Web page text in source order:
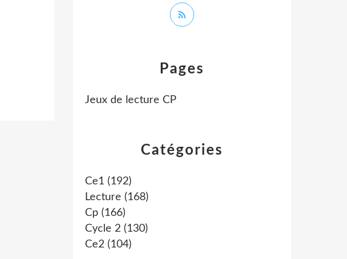
Catégories
Ce1 (192)
Lecture (168)
Cp (166)
Cycle 2 (130)
Ce2 (104)
Pages
Jeux de lecture CP